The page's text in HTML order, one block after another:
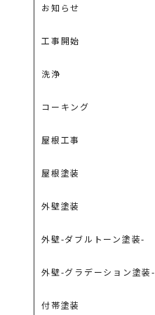
お知らせ
工事開始
洗浄
コーキング
屋根工事
屋根塗装
外壁塗装
外壁-ダブルトーン塗装-
外壁-グラデーション塗装-
付帯塗装